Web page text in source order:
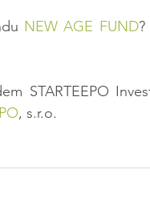
NEW AGE FUND?
STARTEEPO
, s.r.o.